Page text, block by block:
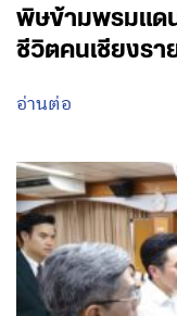
พิษข้ามพรมแด
ชีวิตคนเชียงรา
อ่านต่อ